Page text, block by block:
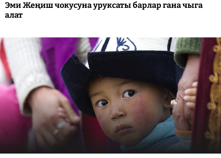
Эми Жеңиш чокусуна уруксаты барлар гана чыга
алат